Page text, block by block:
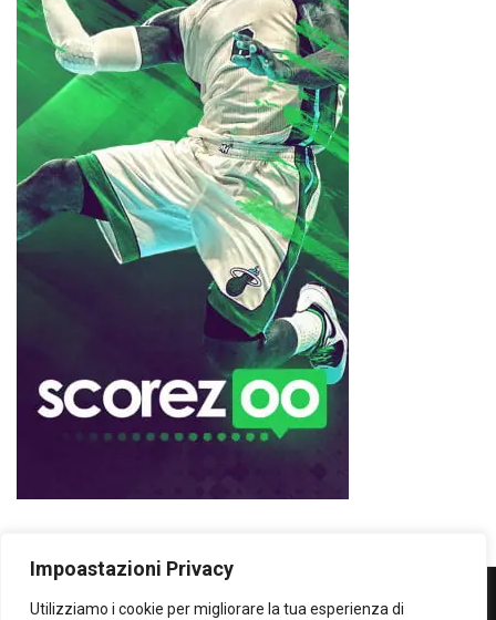
Impoastazioni Privacy
Utilizziamo i cookie per migliorare la tua esperienza di